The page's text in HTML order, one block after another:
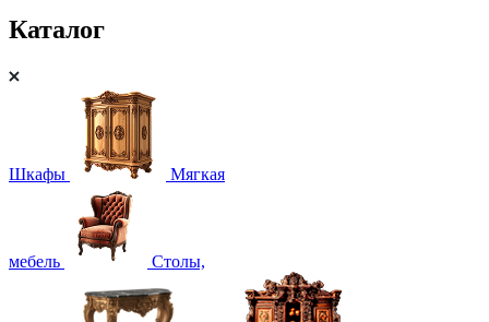
Каталог
Шкафы Мягкая
мебель Столы,